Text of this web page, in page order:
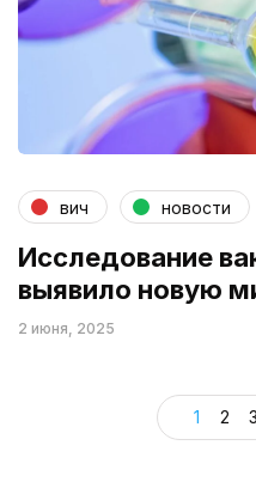
вич новости
Исследование
выявило новую
2 июня, 2025
1 2 3